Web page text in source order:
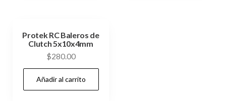
Protek RC Baleros de
Clutch 5x10x4mm
$280.00
Añadir al carrito